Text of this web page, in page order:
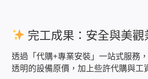
飛碟 不斷電 UPS / 穩壓器 AVR
遠距教學、在家辦公
完工成果：安全與美觀
透過「代購+專業安裝」一站式服務
透明的設備原價，加上些許代購與工